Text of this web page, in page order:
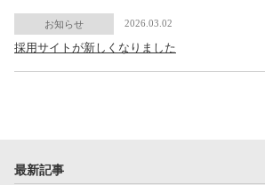
お知らせ 2026.03.02
採用サイトが新しくなりました
最新記事